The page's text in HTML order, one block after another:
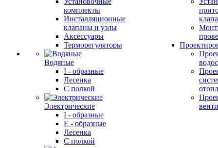
комплекты
Инсталляционные
клапаны и узлы
Аксессуары
Терморегуляторы
Водяные
I - образные
Лесенка
С полкой
Электрические
I - образные
E - образные
Лесенка
С полкой